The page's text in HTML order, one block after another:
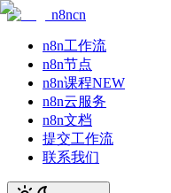
n8ncn
n8n工作流
n8n节点
n8n课程NEW
n8n云服务
n8n文档
提交工作流
联系我们